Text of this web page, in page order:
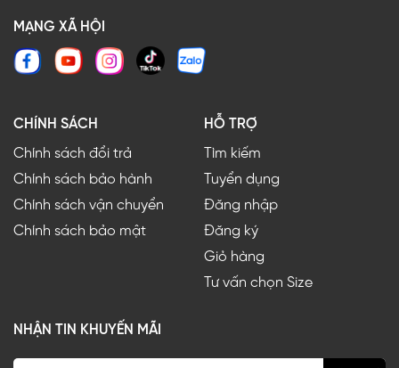
MẠNG XÃ HỘI
CHÍNH SÁCH
Chính sách đổi trả
Chính sách bảo hành
Chính sách vận chuyển
Chính sách bảo mật
HỖ TRỢ
Tìm kiếm
Tuyển dụng
Đăng nhập
Đăng ký
Giỏ hàng
Tư vấn chọn Size
NHẬN TIN KHUYẾN MÃI